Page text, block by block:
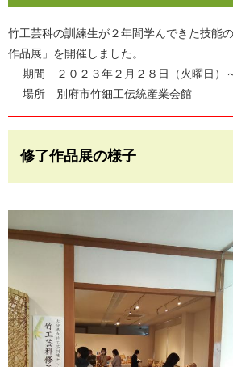
竹工芸科の訓練生が２年間学んできた技能
作品展」を開催しました。
期間 ２０２３年２月２８日（火曜日）～
場所 別府市竹細工伝統産業会館
修了作品展の様子